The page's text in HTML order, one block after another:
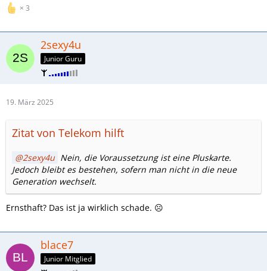
3
2sexy4u
Junior Guru
19. März 2025
Zitat von Telekom hilft
2sexy4u Nein, die Voraussetzung ist eine Pluskarte.
Jedoch bleibt es bestehen, sofern man nicht in die neue
Generation wechselt.
Ernsthaft? Das ist ja wirklich schade. ☹️
blace7
Junior Mitglied